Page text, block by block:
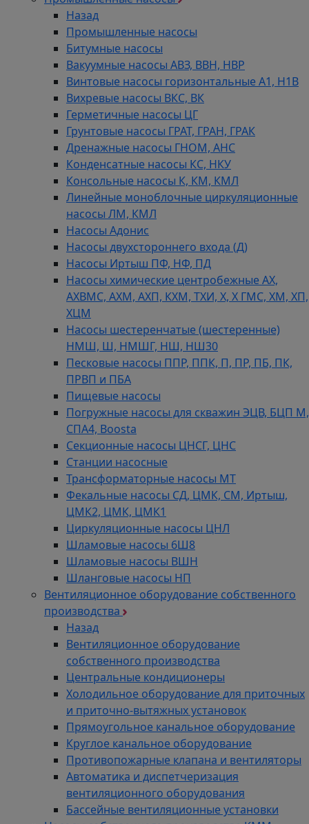
Назад
Промышленные насосы
Битумные насосы
Вакуумные насосы АВЗ, ВВН, НВР
Винтовые насосы горизонтальные А1, Н1В
Вихревые насосы ВКС, ВК
Герметичные насосы ЦГ
Грунтовые насосы ГРАТ, ГРАН, ГРАК
Дренажные насосы ГНОМ, АНС
Конденсатные насосы КС, НКУ
Консольные насосы К, КМ, КМЛ
Линейные моноблочные циркуляционные
насосы ЛМ, КМЛ
Насосы Адонис
Насосы двухстороннего входа (Д)
Насосы Иртыш ПФ, НФ, ПД
Насосы химические центробежные АХ,
АХВМС, АХМ, АХП, КХМ, ТХИ, Х, Х ГМС, ХМ, ХП,
ХЦМ
Насосы шестеренчатые (шестеренные)
НМШ, Ш, НМШГ, НШ, НШ30
Песковые насосы ППР, ППК, П, ПР, ПБ, ПК,
ПРВП и ПБА
Пищевые насосы
Погружные насосы для скважин ЭЦВ, БЦП М,
СПА4, Boosta
Секционные насосы ЦНСГ, ЦНС
Станции насосные
Трансформаторные насосы МТ
Фекальные насосы СД, ЦМК, СМ, Иртыш,
ЦМК2, ЦМК, ЦМК1
Циркуляционные насосы ЦНЛ
Шламовые насосы 6Ш8
Шламовые насосы ВШН
Шланговые насосы НП
Вентиляционное оборудование собственного
производства
Назад
Вентиляционное оборудование
собственного производства
Центральные кондиционеры
Холодильное оборудование для приточных
и приточно-вытяжных установок
Прямоугольное канальное оборудование
Круглое канальное оборудование
Противопожарные клапана и вентиляторы
Автоматика и диспетчеризация
вентиляционного оборудования
Бассейные вентиляционные установки